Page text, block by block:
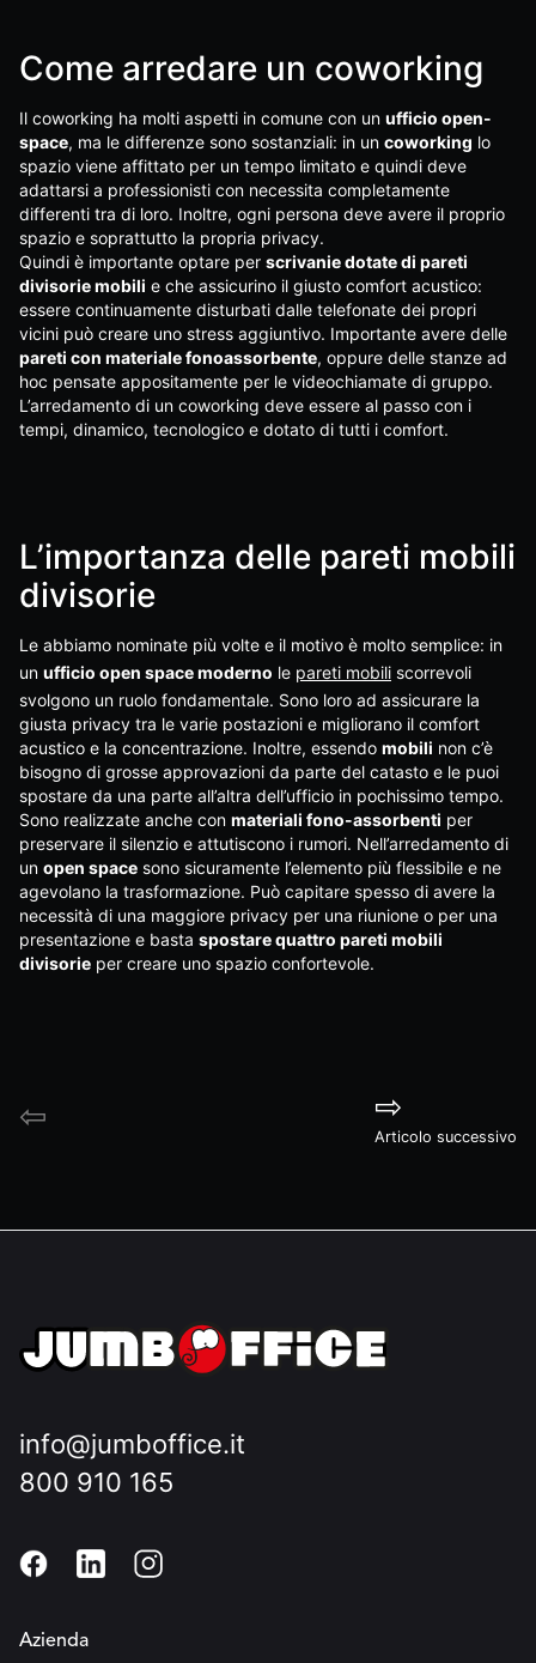
Come arredare un coworking
Il coworking ha molti aspetti in comune con un ufficio open-
space, ma le differenze sono sostanziali: in un coworking lo
spazio viene affittato per un tempo limitato e quindi deve
adattarsi a professionisti con necessita completamente
differenti tra di loro. Inoltre, ogni persona deve avere il proprio
spazio e soprattutto la propria privacy.
Quindi è importante optare per scrivanie dotate di pareti
divisorie mobili e che assicurino il giusto comfort acustico:
essere continuamente disturbati dalle telefonate dei propri
vicini può creare uno stress aggiuntivo. Importante avere delle
pareti con materiale fonoassorbente, oppure delle stanze ad
hoc pensate appositamente per le videochiamate di gruppo.
L’arredamento di un coworking deve essere al passo con i
tempi, dinamico, tecnologico e dotato di tutti i comfort.
L’importanza delle pareti mobili
divisorie
Le abbiamo nominate più volte e il motivo è molto semplice: in
un ufficio open space moderno le pareti mobili scorrevoli
svolgono un ruolo fondamentale. Sono loro ad assicurare la
giusta privacy tra le varie postazioni e migliorano il comfort
acustico e la concentrazione. Inoltre, essendo mobili non c’è
bisogno di grosse approvazioni da parte del catasto e le puoi
spostare da una parte all’altra dell’ufficio in pochissimo tempo.
Sono realizzate anche con materiali fono-assorbenti per
preservare il silenzio e attutiscono i rumori. Nell’arredamento di
un open space sono sicuramente l’elemento più flessibile e ne
agevolano la trasformazione. Può capitare spesso di avere la
necessità di una maggiore privacy per una riunione o per una
presentazione e basta spostare quattro pareti mobili
divisorie per creare uno spazio confortevole.
⇦
Articolo successivo
⇨
info@jumboffice.it
800 910 165
Azienda